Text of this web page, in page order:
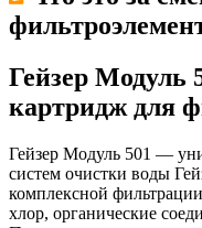
Гейзер
картридж для
Гейзер Модуль 501 —
систем очистки воды
комплексной
хлор, органические